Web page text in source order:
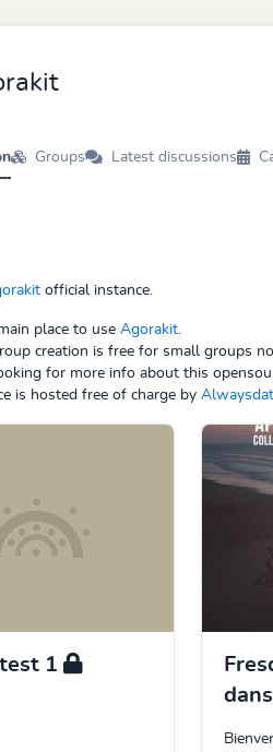
Groups Latest discussions
official instance.
place to use Agorakit.
creation is free for small groups
for more info about this
is hosted free of charge by
1